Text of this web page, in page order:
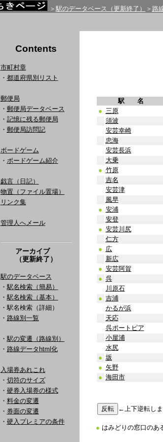
＞ 駅のデータベース（更新終了） ＞ 路
Contents
市町村章
・ 都道府県別リスト
郵便局
・ 郵便局データベース
・ 記憶に残る郵便局
・ 郵便局訪問記
ボードゲーム
・ ボードゲーム紹介
戯言（日記）
物置（ファイル置場）
リンク集
管理人へメール
アーカイブ
（更新終了）
駅のデータベース
・ 駅名検索（簡易）
・ 駅名検索（基本）
・駅名検索（詳細）
・ 路線別一覧
・ 駅の変遷（路線別）
・ 路線データhtml化
入場券あれこれ
・ 切符のサイズ
・ 硬券入場券の様式
・ 料金の変遷
・ 券面の変遷
・ 硬入プレミアの条件
駅 名
● 三原
須波
安芸幸崎
忠海
安芸長浜
大乗
● 竹原
吉名
安芸津
風早
● 安浦
安登
● 安芸川尻
仁方
● 広
新広
● 安芸阿賀
● 呉
川原石
● 吉浦
かるが浜
天応
呉ポートピア
小屋浦
水尻
● 坂
● 矢野
● 海田市
←上下逆転し
● はみどりの窓口のあ